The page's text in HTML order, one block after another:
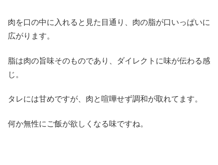
肉を口の中に入れると見た目通り、肉の脂が口いっぱいに
広がります。
脂は肉の旨味そのものであり、ダイレクトに味が伝わる感
じ。
タレには甘めですが、肉と喧嘩せず調和が取れてます。
何か無性にご飯が欲しくなる味ですね。